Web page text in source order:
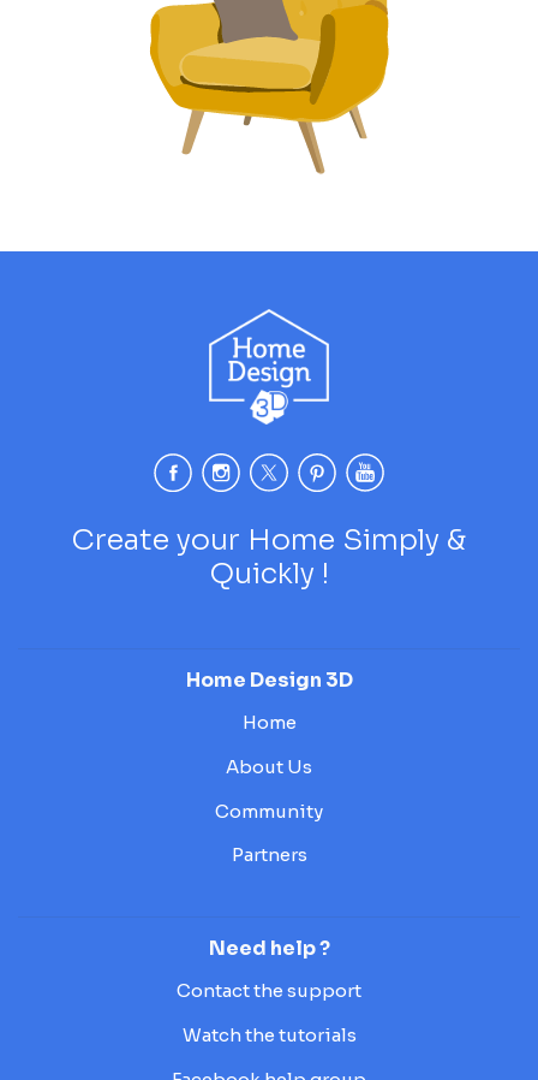
Create your Home Simply &
Quickly !
Home Design 3D
Home
About Us
Community
Partners
Need help ?
Contact the support
Watch the tutorials